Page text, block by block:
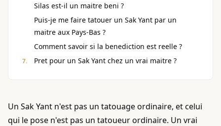
Silas est-il un maitre beni ?
Puis-je me faire tatouer un Sak Yant par un
maitre aux Pays-Bas ?
Comment savoir si la benediction est reelle ?
Pret pour un Sak Yant chez un vrai maitre ?
Un Sak Yant n'est pas un tatouage ordinaire, et celui
qui le pose n'est pas un tatoueur ordinaire. Un vrai